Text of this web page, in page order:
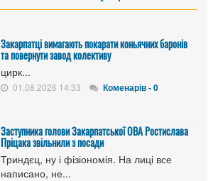
Закарпатці вимагають покарати коньячних баронів
та повернути завод колективу
цирк...
01.08.2026 14:33 Коменарів - 0
Заступника голови Закарпатської ОВА Ростислава
Пріцака звільнили з посади
Триндєц, ну і фізіономія. На лиці все
написано, не...